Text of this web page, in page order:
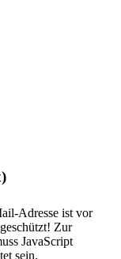
Adresse ist vor
Zur
JavaScript
sein.